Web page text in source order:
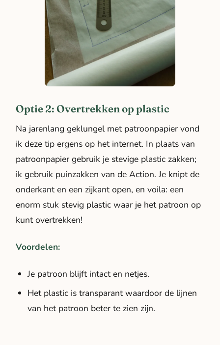
Optie 2: Overtrekken op plastic
Na jarenlang geklungel met patroonpapier vond
ik deze tip ergens op het internet. In plaats van
patroonpapier gebruik je stevige plastic zakken;
ik gebruik puinzakken van de Action. Je knipt de
onderkant en een zijkant open, en voila: een
enorm stuk stevig plastic waar je het patroon op
kunt overtrekken!
Voordelen:
Je patroon blijft intact en netjes.
Het plastic is transparant waardoor de lijnen
van het patroon beter te zien zijn.